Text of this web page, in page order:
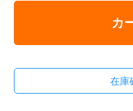
カ
在庫